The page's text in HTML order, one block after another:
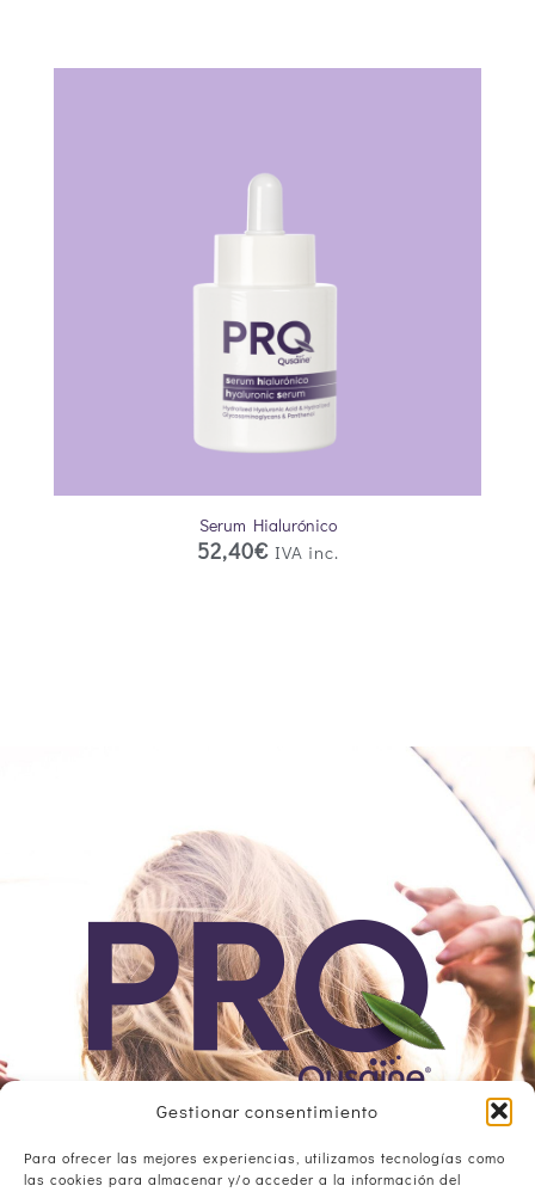
Gestionar consentimiento
Para ofrecer las mejores experiencias, utilizamos tecnologías como
las cookies para almacenar y/o acceder a la información del
Serum Hialurónico
52,40€ IVA inc.
Av. Dinamarca, Parc. 7, Nave 3, P.I. de Alhama 30840